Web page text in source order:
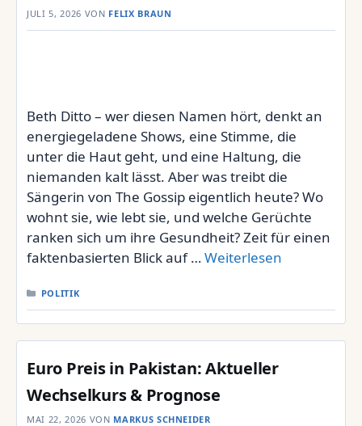
JULI 5, 2026 VON FELIX BRAUN
Beth Ditto – wer diesen Namen hört, denkt an
energiegeladene Shows, eine Stimme, die
unter die Haut geht, und eine Haltung, die
niemanden kalt lässt. Aber was treibt die
Sängerin von The Gossip eigentlich heute? Wo
wohnt sie, wie lebt sie, und welche Gerüchte
ranken sich um ihre Gesundheit? Zeit für einen
faktenbasierten Blick auf …Weiterlesen
KATEGORIEN
POLITIK
Euro Preis in Pakistan: Aktueller
Wechselkurs & Prognose
MAI 22, 2026 VON MARKUS SCHNEIDER